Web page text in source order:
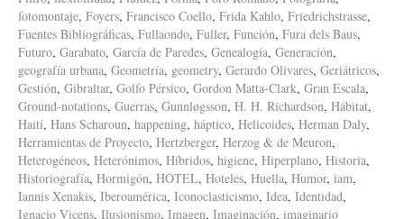
fotomontaje, Foyers, Francisco Coello, Frida Kahlo, Friedrichstrasse,
Fuentes Bibliográficas, Fullaondo, Fuller, Función, Fura dels Baus,
Futuro, Garabato, García de Paredes, Genealogía, Generación,
geografía urbana, Geometría, geometry, Gerardo Olivares, Geriátricos,
Gestión, Gibraltar, Golfo Pérsico, Gordon Matta-Clark, Gran Escala,
Ground-notations, Guerras, Gunnløgsson, H. H. Richardson, Hábitat,
Haití, Hans Scharoun, happening, háptico, Helicoides, Herman Daly,
Herramientas de Proyecto, Hertzberger, Herzog & de Meuron,
Heterogéneos, Heterónimos, Híbridos, higiene, Hiperplano, Historia,
Historiografía, Hormigón, HOTEL, Hoteles, Huella, Humor, iam,
Iannis Xenakis, Iberoamérica, Iconoclasticismo, Idea, Identidad,
Ignacio Vicens, Ilusionismo, Imagen, Imaginación, imaginario